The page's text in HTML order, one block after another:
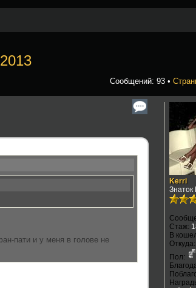
Сообщений: 93 •
пати и у меня в голове не
Kerri
Знаток
Стаж:
В
Откуда:
Пол: